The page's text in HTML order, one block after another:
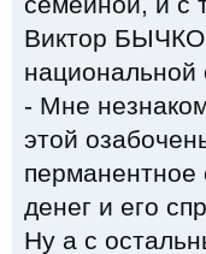
Виктор
национальной
- Мне
этой
перманентное
денег и его
Ну а с